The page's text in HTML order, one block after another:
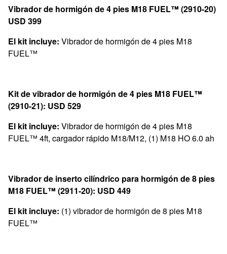
Vibrador de hormigón de 4 pies M18 FUEL™ (2910-20)
USD 399
El kit incluye: Vibrador de hormigón de 4 pies M18
FUEL™
Kit de vibrador de hormigón de 4 pies M18 FUEL™
(2910-21): USD 529
El kit incluye: Vibrador de hormigón de 4 pies M18
FUEL™ 4ft, cargador rápido M18/M12, (1) M18 HO 6.0 ah
Vibrador de inserto cilíndrico para hormigón de 8 pies
M18 FUEL™ (2911-20): USD 449
El kit incluye: (1) vibrador de hormigón de 8 pies M18
FUEL™